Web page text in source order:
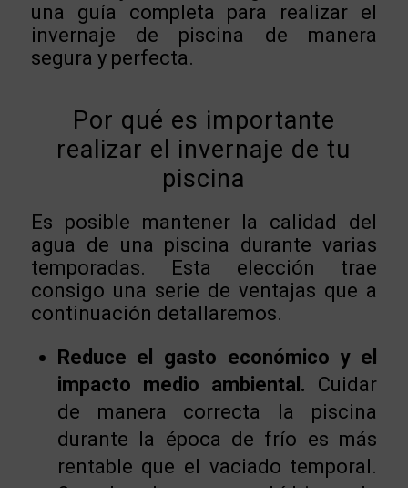
una guía completa para realizar el
invernaje de piscina de manera
segura y perfecta.
Por qué es importante
realizar el invernaje de tu
piscina
Es posible mantener la calidad del
agua de una piscina durante varias
temporadas. Esta elección trae
consigo una serie de ventajas que a
continuación detallaremos.
Reduce el gasto económico y el
impacto medio ambiental. Cuidar
de manera correcta la piscina
durante la época de frío es más
rentable que el vaciado temporal.